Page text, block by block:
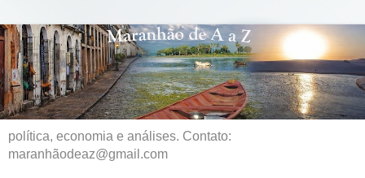
política, economia e análises. Contato:
maranhãodeaz@gmail.com